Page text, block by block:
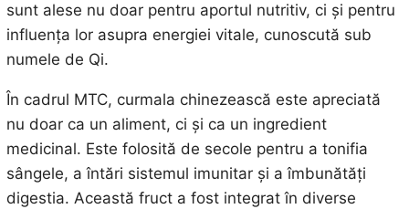
sunt alese nu doar pentru aportul nutritiv, ci și pentru
influența lor asupra energiei vitale, cunoscută sub
numele de Qi.
În cadrul MTC, curmala chinezească este apreciată
nu doar ca un aliment, ci și ca un ingredient
medicinal. Este folosită de secole pentru a tonifia
sângele, a întări sistemul imunitar și a îmbunătăți
digestia. Această fruct a fost integrat în diverse